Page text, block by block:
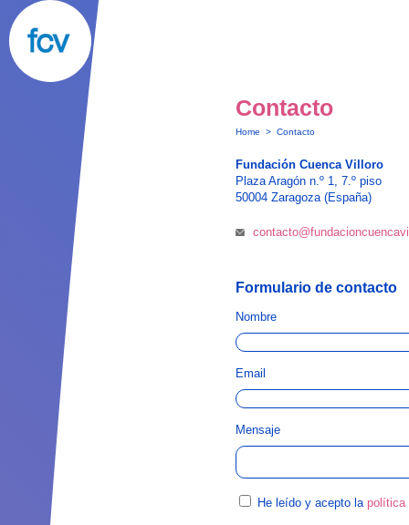
Contacto
Home > Contacto
Fundación Cuenca Villoro
Plaza Aragón n.º 1, 7.º piso
50004 Zaragoza (España)
Formulario de contacto
Nombre
Email
Mensaje
He leído y acepto la política